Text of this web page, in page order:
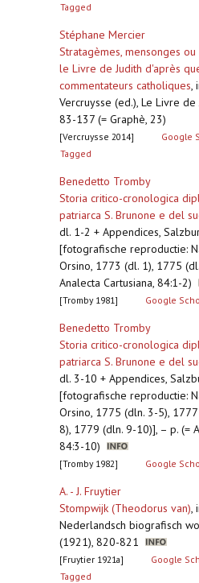
Tagged
Stéphane Mercier
Stratagèmes, mensonges
le Livre de Judith d'après
commentateurs catholiques,
Vercruysse (ed.), Le Livre de
83-137 (= Graphè, 23)
[Vercruysse 2014] Google
Tagged
Benedetto Tromby
Storia critico-cronologica
patriarca S. Brunone e del
dl. 1-2 + Appendices,
[fotografische reproductie:
Orsino, 1773 (dl. 1), 1775
Analecta Cartusiana, 84:1-2)
[Tromby 1981] Google
Benedetto Tromby
Storia critico-cronologica
patriarca S. Brunone e del
dl. 3-10 + Appendices,
[fotografische reproductie:
Orsino, 1775 (dln. 3-5),
8), 1779 (dln. 9-10)], – p. (=
84:3-10)
[Tromby 1982] Google
A. - J. Fruytier
Stompwijk (Theodorus van),
Nederlandsch biografisch
(1921), 820-821
[Fruytier 1921a] Google
Tagged